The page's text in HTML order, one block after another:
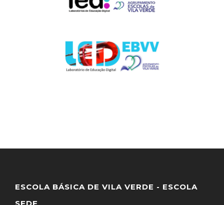
ESCOLA BÁSICA DE VILA VERDE - ESCOLA
SEDE